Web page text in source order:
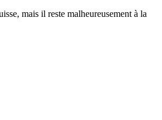
mais il reste malheureusement à la